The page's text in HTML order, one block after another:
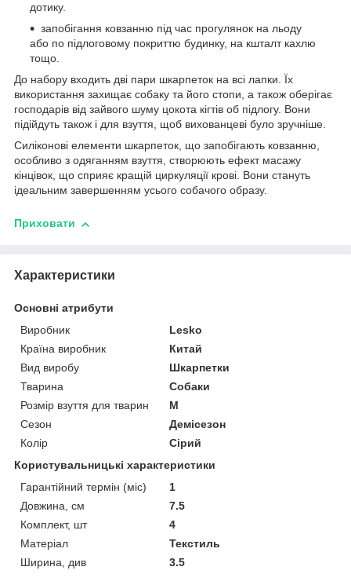
дотику.
запобігання ковзанню під час прогулянок на льоду
або по підлоговому покриттю будинку, на кшталт кахлю
тощо.
До набору входить дві пари шкарпеток на всі лапки. Їх
використання захищає собаку та його стопи, а також оберігає
господарів від зайвого шуму цокота кігтів об підлогу. Вони
підійдуть також і для взуття, щоб вихованцеві було зручніше.
Силіконові елементи шкарпеток, що запобігають ковзанню,
особливо з одяганням взуття, створюють ефект масажу
кінцівок, що сприяє кращій циркуляції крові. Вони стануть
ідеальним завершенням усього собачого образу.
Приховати
Характеристики
Основні атрибути
Виробник
Lesko
Країна виробник
Китай
Вид виробу
Шкарпетки
Тварина
Собаки
Розмір взуття для тварин
M
Сезон
Демісезон
Колір
Сірий
Користувальницькі характеристики
Гарантійний термін (міс)
1
Довжина, см
7.5
Комплект, шт
4
Матеріал
Текстиль
Ширина, див
3.5